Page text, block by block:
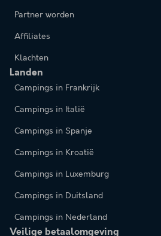
Partner worden
Affiliates
Klachten
Landen
Campings in Frankrijk
Campings in Italië
Campings in Spanje
Campings in Kroatië
Campings in Luxemburg
Campings in Duitsland
Campings in Nederland
Veilige betaalomgeving